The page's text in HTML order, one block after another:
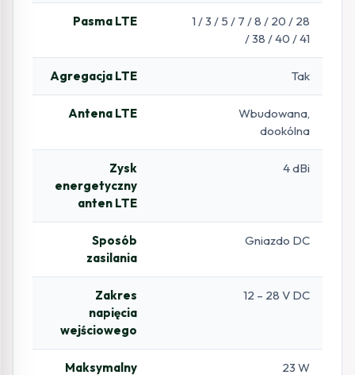
Pasma LTE
1 / 3 / 5 / 7 / 8 / 20 / 28
/ 38 / 40 / 41
Agregacja LTE Tak
Antena LTE
Wbudowana,
dookólna
Zysk
energetyczny
anten LTE
4 dBi
Sposób
zasilania
Gniazdo DC
Zakres
napięcia
wejściowego
12 – 28 V DC
Maksymalny 23 W